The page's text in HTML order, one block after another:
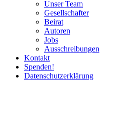
Unser Team
Gesell­schafter
Beirat
Autoren
Jobs
Ausschrei­bungen
Kontakt
Spenden!
Daten­schutz­er­klärung